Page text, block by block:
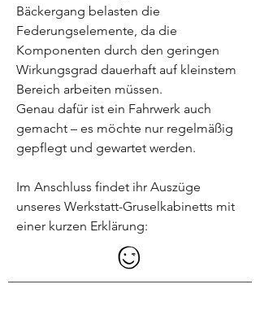
Bäckergang belasten die
Federungselemente, da die
Komponenten durch den geringen
Wirkungsgrad dauerhaft auf kleinstem
Bereich arbeiten müssen.
Genau dafür ist ein Fahrwerk auch
gemacht – es möchte nur regelmäßig
gepflegt und gewartet werden.
Im Anschluss findet ihr Auszüge
unseres Werkstatt-Gruselkabinetts mit
einer kurzen Erklärung: